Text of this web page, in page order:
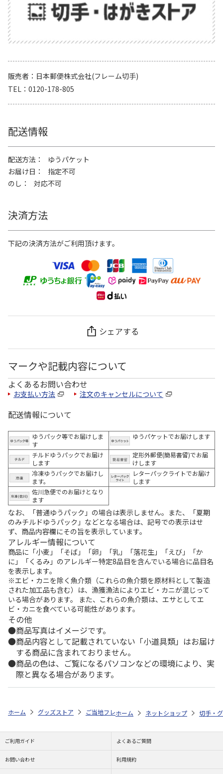
販売者
日本郵便株式会社(フレーム切手)
TEL
0120-178-805
配送情報
配送方法
ゆうパケット
お届け日
指定不可
のし
対応不可
決済方法
下記の決済方法がご利用頂けます。
シェアする
マークや記載内容について
よくあるお問い合わせ
お支払い方法 注文のキャンセルについて
配送情報について
ゆうパック等でお届けしま
す
ゆうパケットでお届けします
チルドゆうパックでお届け
します
定形外郵便(簡易書留)でお届
けします
冷凍ゆうパックでお届けし
ます。
レターパックライトでお届け
します
佐川急便でのお届けとなり
ます
なお、「普通ゆうパック」の場合は表示しません。また、「夏期
のみチルドゆうパック」などとなる場合は、記号での表示はせ
ず、商品内容欄にその旨を表示しています。
アレルギー情報について
商品に「小麦」「そば」「卵」「乳」「落花生」「えび」「か
に」「くるみ」のアレルギー特定8品目を含んでいる場合に品目名
を表示します。
※エビ・カニを除く魚介類（これらの魚介類を原材料として製造
された加工品も含む）は、漁獲漁法によりエビ・カニが混じって
いる場合があります。 また、これらの魚介類は、エサとしてエ
ビ・カニを食べている可能性があります。
その他
商品写真はイメージです。
商品内容として記載されていない「小道具類」はお届け
する商品に含まれておりません。
商品の色は、ご覧になるパソコンなどの環境により、実
際と異なる場合があります。
ホーム グッズストア ご当地フレーム切手 日本の風景特集！ ふ
ホーム ネットショップ 切手・
ご利用ガイド よくあるご質問
お問い合わせ 利用規約